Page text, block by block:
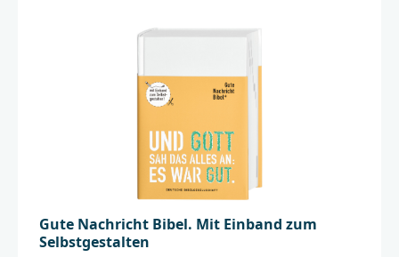
überarbeitet und grafisch neu konzipiert. Sie sind
TestamentsPassende Widmungsblätter zum
Download finden Sie
hier_______________________________________________________
sich bitte an:Deutsche BibelgesellschaftBalinger Str.
31 A70567 Stuttgartproduktsicherheit@dbg.de
Gute Nachricht Bibel. Mit Einband zum
Selbstgestalten